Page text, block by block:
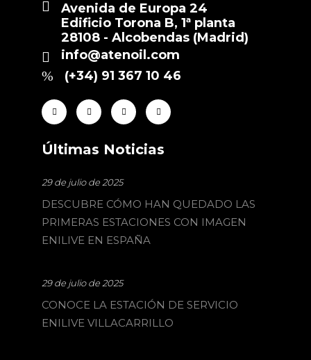
Avenida de Europa 24
Edificio Torona B, 1ª planta
28108 - Alcobendas (Madrid)
info@atenoil.com
(+34) 91 367 10 46
Últimas Noticias
29 de julio de 2025
DESCUBRE CÓMO HAN QUEDADO LAS
PRIMERAS ESTACIONES CON IMAGEN
ENILIVE EN ESPAÑA
29 de julio de 2025
CONOCE LA ESTACIÓN DE SERVICIO
ENILIVE VILLACARRILLO